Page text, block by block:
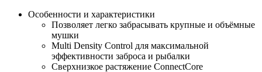
Особенности и характеристики
Позволяет легко забрасывать крупные и объёмные
мушки
Multi Density Control для максимальной
эффективности заброса и рыбалки
Сверхнизкое растяжение ConnectCore